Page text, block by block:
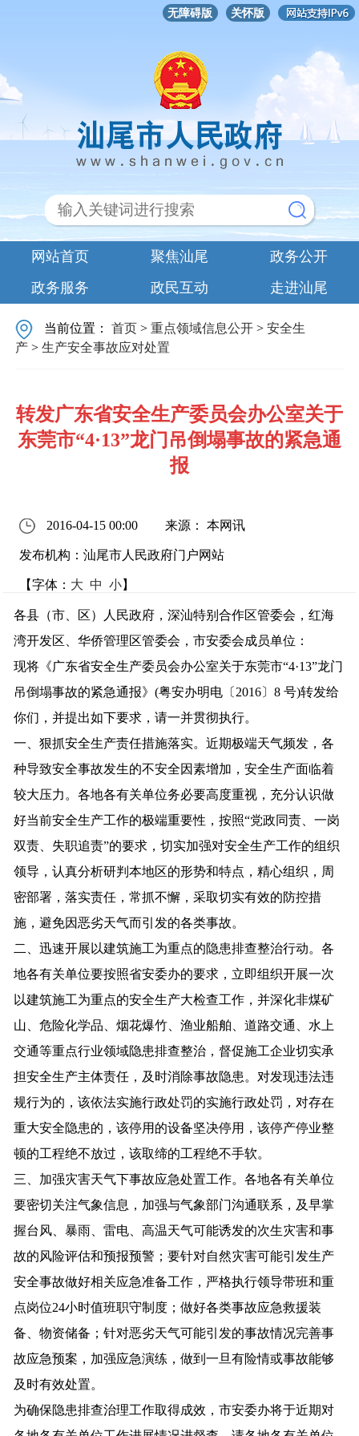
无障碍版 关怀版
网站首页 聚焦汕尾
政务公开
政务服务
政民互动 走进汕尾
当前位置：首页 >重点领域信息公开 >安全生
产 >生产安全事故应对处置
转发广东省安全生产委员会办公室关于
东莞市“4·13”龙门吊倒塌事故的紧急通
报
2016-04-15 00:00 来源： 本网讯
发布机构：汕尾市人民政府门户网站
【字体： 大 中 小】
各县（市、区）人民政府，深汕特别合作区管委会，红海
湾开发区、华侨管理区管委会，市安委会成员单位：
现将《广东省安全生产委员会办公室关于东莞市“4·13”龙门
吊倒塌事故的紧急通报》(粤安办明电〔2016〕8 号)转发给
你们，并提出如下要求，请一并贯彻执行。
一、狠抓安全生产责任措施落实。近期极端天气频发，各
种导致安全事故发生的不安全因素增加，安全生产面临着
较大压力。各地各有关单位务必要高度重视，充分认识做
好当前安全生产工作的极端重要性，按照“党政同责、一岗
双责、失职追责”的要求，切实加强对安全生产工作的组织
领导，认真分析研判本地区的形势和特点，精心组织，周
密部署，落实责任，常抓不懈，采取切实有效的防控措
施，避免因恶劣天气而引发的各类事故。
二、迅速开展以建筑施工为重点的隐患排查整治行动。各
地各有关单位要按照省安委办的要求，立即组织开展一次
以建筑施工为重点的安全生产大检查工作，并深化非煤矿
山、危险化学品、烟花爆竹、渔业船舶、道路交通、水上
交通等重点行业领域隐患排查整治，督促施工企业切实承
担安全生产主体责任，及时消除事故隐患。对发现违法违
规行为的，该依法实施行政处罚的实施行政处罚，对存在
重大安全隐患的，该停用的设备坚决停用，该停产停业整
顿的工程绝不放过，该取缔的工程绝不手软。
三、加强灾害天气下事故应急处置工作。各地各有关单位
要密切关注气象信息，加强与气象部门沟通联系，及早掌
握台风、暴雨、雷电、高温天气可能诱发的次生灾害和事
故的风险评估和预报预警；要针对自然灾害可能引发生产
安全事故做好相关应急准备工作，严格执行领导带班和重
点岗位24小时值班职守制度；做好各类事故应急救援装
备、物资储备；针对恶劣天气可能引发的事故情况完善事
故应急预案，加强应急演练，做到一旦有险情或事故能够
及时有效处置。
为确保隐患排查治理工作取得成效，市安委办将于近期对